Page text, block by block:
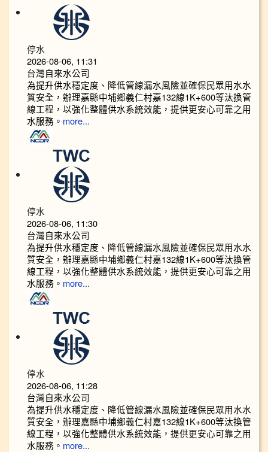
停水
2026-08-06, 11:31
台灣自來水公司
為提升供水穩定度、降低管線漏水風險並確保民眾用水水
質安全，辦理嘉縣中埔鄉義仁村嘉132線1K+600等汰換管
線工程，以強化整體供水系統效能，提供更安心可靠之用
水服務。 more...
停水
2026-08-06, 11:30
台灣自來水公司
為提升供水穩定度、降低管線漏水風險並確保民眾用水水
質安全，辦理嘉縣中埔鄉義仁村嘉132線1K+600等汰換管
線工程，以強化整體供水系統效能，提供更安心可靠之用
水服務。 more...
停水
2026-08-06, 11:28
台灣自來水公司
為提升供水穩定度、降低管線漏水風險並確保民眾用水水
質安全，辦理嘉縣中埔鄉義仁村嘉132線1K+600等汰換管
線工程，以強化整體供水系統效能，提供更安心可靠之用
水服務。 more...